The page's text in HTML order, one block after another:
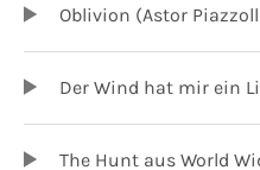
Oblivion (Astor
Der Wind hat mir ein
The Hunt aus World